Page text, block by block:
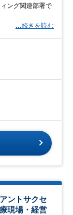
ング関連部署で
…続きを読む
ントサクセ
現場・経営